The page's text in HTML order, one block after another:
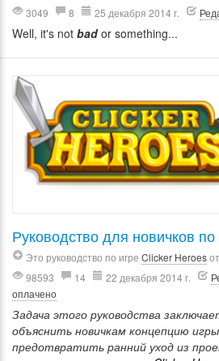
3049
8 25 декабря 2014 г.
Well, it's not bador something...
Руководство для новичков
Это руководство по игре Clicker Heroesот
98593
14 22 декабря 2014 г.
оплачено
Задача этого руководства
объяснить новичкам концепцию
предотвратить ранний уход из